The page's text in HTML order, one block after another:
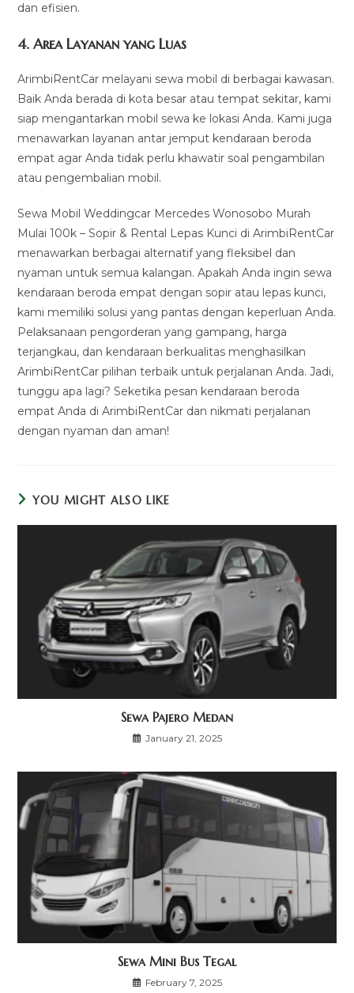
dan efisien.
4.Area Layanan yang Luas
ArimbiRentCar melayani sewa mobil di berbagai kawasan.
Baik Anda berada di kota besar atau tempat sekitar, kami
siap mengantarkan mobil sewa ke lokasi Anda. Kami juga
menawarkan layanan antar jemput kendaraan beroda
empat agar Anda tidak perlu khawatir soal pengambilan
atau pengembalian mobil.
Sewa Mobil Weddingcar Mercedes Wonosobo Murah
Mulai 100k – Sopir & Rental Lepas Kunci di ArimbiRentCar
menawarkan berbagai alternatif yang fleksibel dan
nyaman untuk semua kalangan. Apakah Anda ingin sewa
kendaraan beroda empat dengan sopir atau lepas kunci,
kami memiliki solusi yang pantas dengan keperluan Anda.
Pelaksanaan pengorderan yang gampang, harga
terjangkau, dan kendaraan berkualitas menghasilkan
ArimbiRentCar pilihan terbaik untuk perjalanan Anda. Jadi,
tunggu apa lagi? Seketika pesan kendaraan beroda
empat Anda di ArimbiRentCar dan nikmati perjalanan
dengan nyaman dan aman!
YOU MIGHT ALSO LIKE
Sewa Pajero Medan
January 21, 2025
Sewa Mini Bus Tegal
February 7, 2025